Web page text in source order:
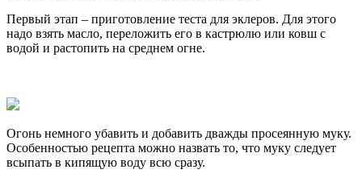
Первый этап – приготовление теста для эклеров. Для этого
надо взять масло, переложить его в кастрюлю или ковш с
водой и растопить на среднем огне.
Огонь немного убавить и добавить дважды просеянную муку.
Особенностью рецепта можно назвать то, что муку следует
всыпать в кипящую воду всю сразу.